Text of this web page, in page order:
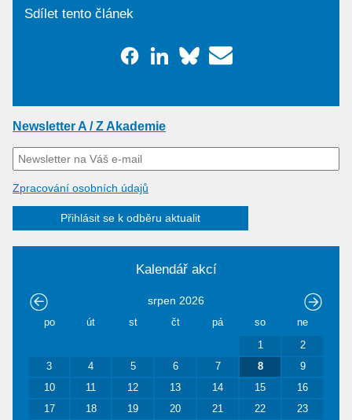
Sdílet tento článek
Newsletter A / Z Akademie
Zpracování osobních údajů
Přihlásit se k odběru aktualit
Kalendář akcí
srpen 2026
po út st čt pá so ne
1
2
3
4 5 6 7 8
9
10
11 12 13 14 15
16
17
18 19 20 21 22
23